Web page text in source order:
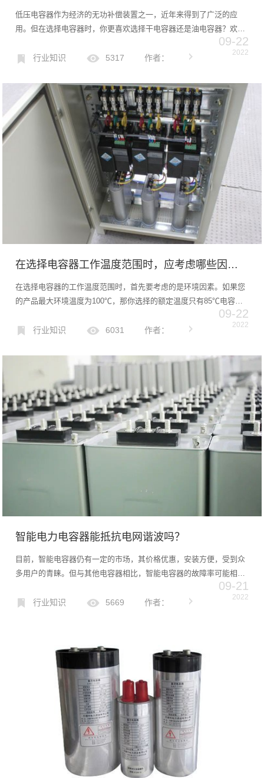
低压电容器作为经济的无功补偿装置之一，近年来得到了广泛的应
用。但在选择电容器时，你更喜欢选择干电容器还是油电容器？欢迎
加入讨论！干式电容器VS油式电容器干式低压电容器与油式低压电容
器最大的区别在于内部填充介质不同。一般来说，以植物油、矿物
行业知识 5317 作者：
09-22
2022
在选择电容器工作温度范围时，应考虑哪些因素？
在选择电容器的工作温度范围时，首先要考虑的是环境因素。如果您
的产品最大环境温度为100℃，那你选择的额定温度只有85℃电容器
肯定不行。同样，如果最低环境温度为-30℃，那你就不能用-20℃电
容器的温度。那么，应该选择多少温度范围的电容器是合...
行业知识 6031 作者：
09-22
2022
智能电力电容器能抵抗电网谐波吗？
目前，智能电容器仍有一定的市场，其价格优惠，安装方便，受到众
多用户的青睐。但与其他电容器相比，智能电容器的故障率可能相对
较高，尤其是谐波含量较大的工况。现在问题来了，哪种智能电容器
可以在谐波场合使用？来看看今天的文章吧！那些关于谐波和电容
行业知识 5669 作者：
09-21
2022